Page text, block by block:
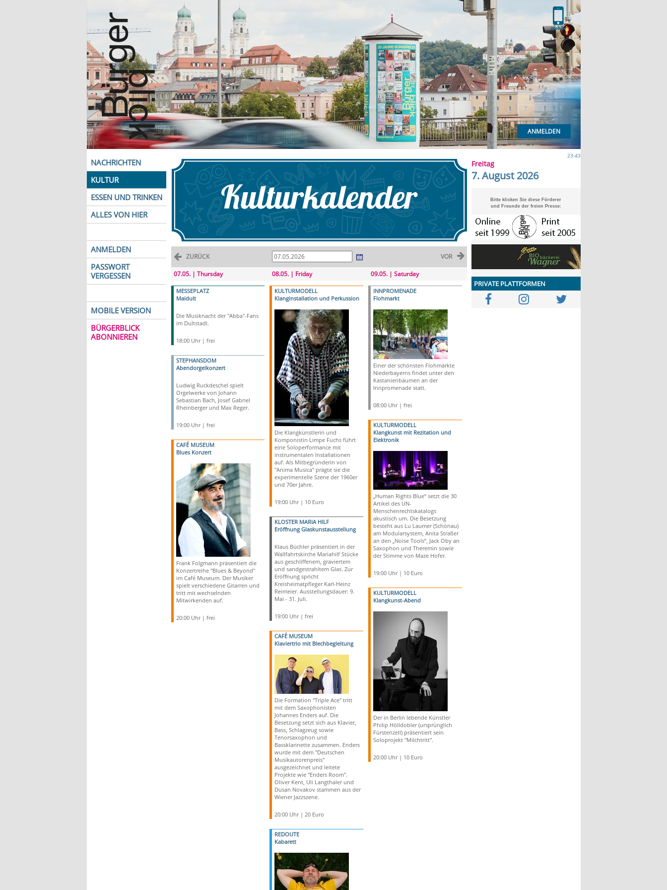
ANMELDEN
NACHRICHTEN
KULTUR
ESSEN UND TRINKEN
ALLES VON HIER
ANMELDEN
PASSWORT
VERGESSEN
MOBILE VERSION
BÜRGERBLICK
ABONNIEREN
ZURÜCK VOR
07.05. | Thursday
MESSEPLATZ
Maidult
Die Musiknacht der "Abba"-Fans
im Dultstadl.
18:00 Uhr | frei
STEPHANSDOM
Abendorgelkonzert
Ludwig Ruckdeschel spielt
Orgelwerke von Johann
Sebastian Bach, Josef Gabriel
Rheinberger und Max Reger.
19:00 Uhr | frei
CAFÉ MUSEUM
Blues Konzert
Frank Folgmann präsentiert die
Konzertreihe "Blues & Beyond"
im Café Museum. Der Musiker
spielt verschiedene Gitarren und
tritt mit wechselnden
Mitwirkenden auf.
20:00 Uhr | frei
08.05. | Friday
KULTURMODELL
Klanginstallation und Perkussion
Die Klangkünstlerin und
Komponistin Limpe Fuchs führt
eine Soloperformance mit
instrumentalen Installationen
auf. Als Mitbegründerin von
"Anima Musica" prägte sie die
experimentelle Szene der 1960er
und 70er Jahre.
19:00 Uhr | 10 Euro
KLOSTER MARIA HILF
Eröffnung Glaskunstausstellung
Klaus Büchler präsentiert in der
Wallfahrtskirche Mariahilf Stücke
aus geschliffenem, graviertem
und sandgestrahltem Glas. Zur
Eröffnung spricht
Kreisheimatpfleger Karl-Heinz
Reimeier. Ausstellungsdauer: 9.
Mai - 31. Juli.
19:00 Uhr | frei
CAFÉ MUSEUM
Klaviertrio mit Blechbegleitung
Die Formation "Triple Ace" tritt
mit dem Saxophonisten
Johannes Enders auf. Die
Besetzung setzt sich aus Klavier,
Bass, Schlagzeug sowie
Tenorsaxophon und
Bassklarinette zusammen. Enders
wurde mit dem "Deutschen
Musikautorenpreis"
ausgezeichnet und leitete
Projekte wie "Enders Room".
Oliver Kent, Uli Langthaler und
Dusan Novakov stammen aus der
Wiener Jazzszene.
20:00 Uhr | 20 Euro
REDOUTE
Kabarett
09.05. | Saturday
INNPROMENADE
Flohmarkt
Einer der schönsten Flohmärkte
Niederbayerns findet unter den
Kastanienbäumen an der
Innpromenade statt.
08:00 Uhr | frei
KULTURMODELL
Klangkunst mit Rezitation und
Elektronik
„Human Rights Blue“ setzt die 30
Artikel des UN-
Menschenrechtskatalogs
akustisch um. Die Besetzung
besteht aus Lu Laumer (Schönau)
am Modularsystem, Anita Straßer
an den „Noise Tools“, Jack Oby an
Saxophon und Theremin sowie
der Stimme von Maze Hofer.
19:00 Uhr | 10 Euro
KULTURMODELL
Klangkunst-Abend
Der in Berlin lebende Künstler
Philip Hölldobler (ursprünglich
Fürstenzell) präsentiert sein
Soloprojekt "Milchtritt".
20:00 Uhr | 10 Euro
23:43
Freitag
7. August 2026
Bitte klicken Sie diese Förderer
und Freunde der freien Presse:
PRIVATE PLATTFORMEN